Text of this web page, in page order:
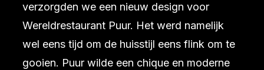
verzorgden we een nieuw design voor
Wereldrestaurant Puur. Het werd namelijk
wel eens tijd om de huisstijl eens flink om te
gooien. Puur wilde een chique en moderne